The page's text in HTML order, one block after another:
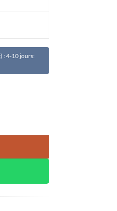
: 4-10 jours:
anti-inflammatoire,